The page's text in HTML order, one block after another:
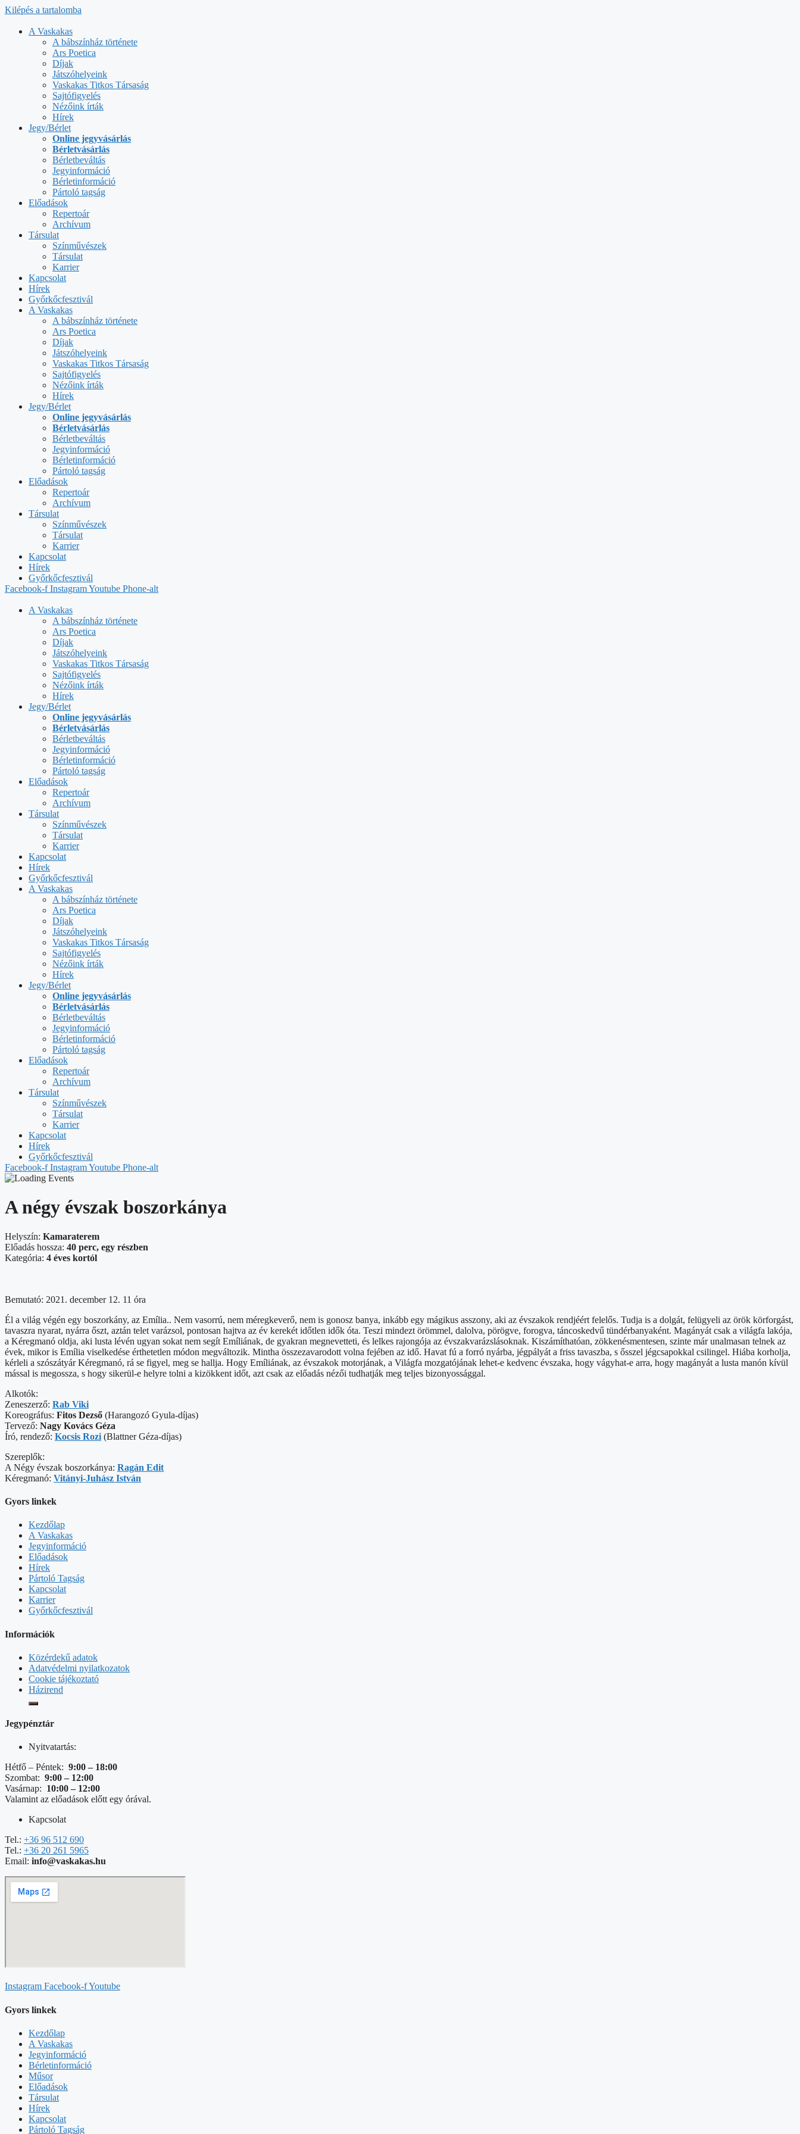
Kilépés a tartalomba
A Vaskakas
A bábszínház története
Ars Poetica
Díjak
Játszóhelyeink
Vaskakas Titkos Társaság
Sajtófigyelés
Nézőink írták
Hírek
Jegy/Bérlet
Online jegyvásárlás
Bérletvásárlás
Bérletbeváltás
Jegyinformáció
Bérletinformáció
Pártoló tagság
Előadások
Repertoár
Archívum
Társulat
Színművészek
Társulat
Karrier
Kapcsolat
Hírek
Győrkőcfesztivál
A Vaskakas
A bábszínház története
Ars Poetica
Díjak
Játszóhelyeink
Vaskakas Titkos Társaság
Sajtófigyelés
Nézőink írták
Hírek
Jegy/Bérlet
Online jegyvásárlás
Bérletvásárlás
Bérletbeváltás
Jegyinformáció
Bérletinformáció
Pártoló tagság
Előadások
Repertoár
Archívum
Társulat
Színművészek
Társulat
Karrier
Kapcsolat
Hírek
Győrkőcfesztivál
Facebook-f InstagramYoutube Phone-alt
A Vaskakas
A bábszínház története
Ars Poetica
Díjak
Játszóhelyeink
Vaskakas Titkos Társaság
Sajtófigyelés
Nézőink írták
Hírek
Jegy/Bérlet
Online jegyvásárlás
Bérletvásárlás
Bérletbeváltás
Jegyinformáció
Bérletinformáció
Pártoló tagság
Előadások
Repertoár
Archívum
Társulat
Színművészek
Társulat
Karrier
Kapcsolat
Hírek
Győrkőcfesztivál
A Vaskakas
A bábszínház története
Ars Poetica
Díjak
Játszóhelyeink
Vaskakas Titkos Társaság
Sajtófigyelés
Nézőink írták
Hírek
Jegy/Bérlet
Online jegyvásárlás
Bérletvásárlás
Bérletbeváltás
Jegyinformáció
Bérletinformáció
Pártoló tagság
Előadások
Repertoár
Archívum
Társulat
Színművészek
Társulat
Karrier
Kapcsolat
Hírek
Győrkőcfesztivál
Facebook-f InstagramYoutube Phone-alt
A négy évszak boszorkánya
Helyszín: Kamaraterem
Előadás hossza: 40 perc, egy részben
Kategória: 4 éves kortól
Bemutató: 2021. december 12. 11 óra
Él a világ végén egy boszorkány, az Emília.. Nem vasorrú, nem méregkeverő, nem is gonosz banya, inkább egy mágikus asszony, aki az évszakok rendjéért felelős. Tudja is a dolgát, felügyeli az örök körforgást,
tavaszra nyarat, nyárra őszt, aztán telet varázsol, pontosan hajtva az év kerekét időtlen idők óta. Teszi mindezt örömmel, dalolva, pörögve, forogva, táncoskedvű tündérbanyaként. Magányát csak a világfa lakója,
a Kéregmanó oldja, aki lusta lévén ugyan sokat nem segít Emíliának, de gyakran megnevetteti, és lelkes rajongója az évszakvarázslásoknak. Kiszámíthatóan, zökkenésmentesen, szinte már unalmasan telnek az
évek, mikor is Emília viselkedése érthetetlen módon megváltozik. Mintha összezavarodott volna fejében az idő. Havat fú a forró nyárba, jégpályát a friss tavaszba, s ősszel jégcsapokkal csilingel. Hiába korholja,
kérleli a szószátyár Kéregmanó, rá se figyel, meg se hallja. Hogy Emíliának, az évszakok motorjának, a Világfa mozgatójának lehet-e kedvenc évszaka, hogy vágyhat-e arra, hogy magányát a lusta manón kívül
mással is megossza, s hogy sikerül-e helyre tolni a kizökkent időt, azt csak az előadás nézői tudhatják meg teljes bizonyossággal.
Alkotók:
Zeneszerző: Rab Viki
Koreográfus: Fitos Dezső (Harangozó Gyula-díjas)
Tervező: Nagy Kovács Géza
Író, rendező: Kocsis Rozi (Blattner Géza-díjas)
Szereplők:
A Négy évszak boszorkánya: Ragán Edit
Kéregmanó: Vitányi-Juhász István
Gyors linkek
Kezdőlap
A Vaskakas
Jegyinformáció
Előadások
Hírek
Pártoló Tagság
Kapcsolat
Karrier
Győrkőcfesztivál
Információk
Közérdekű adatok
Adatvédelmi nyilatkozatok
Cookie tájékoztató
Házirend
Jegypénztár
Nyitvatartás:
Hétfő – Péntek: 9:00 – 18:00
Szombat: 9:00 – 12:00
Vasárnap: 10:00 – 12:00
Valamint az előadások előtt egy órával.
Kapcsolat
Tel.: +36 96 512 690
Tel.: +36 20 261 5965
Email: info@vaskakas.hu
Instagram Facebook-fYoutube
Gyors linkek
Kezdőlap
A Vaskakas
Jegyinformáció
Bérletinformáció
Műsor
Előadások
Társulat
Hírek
Kapcsolat
Pártoló Tagság